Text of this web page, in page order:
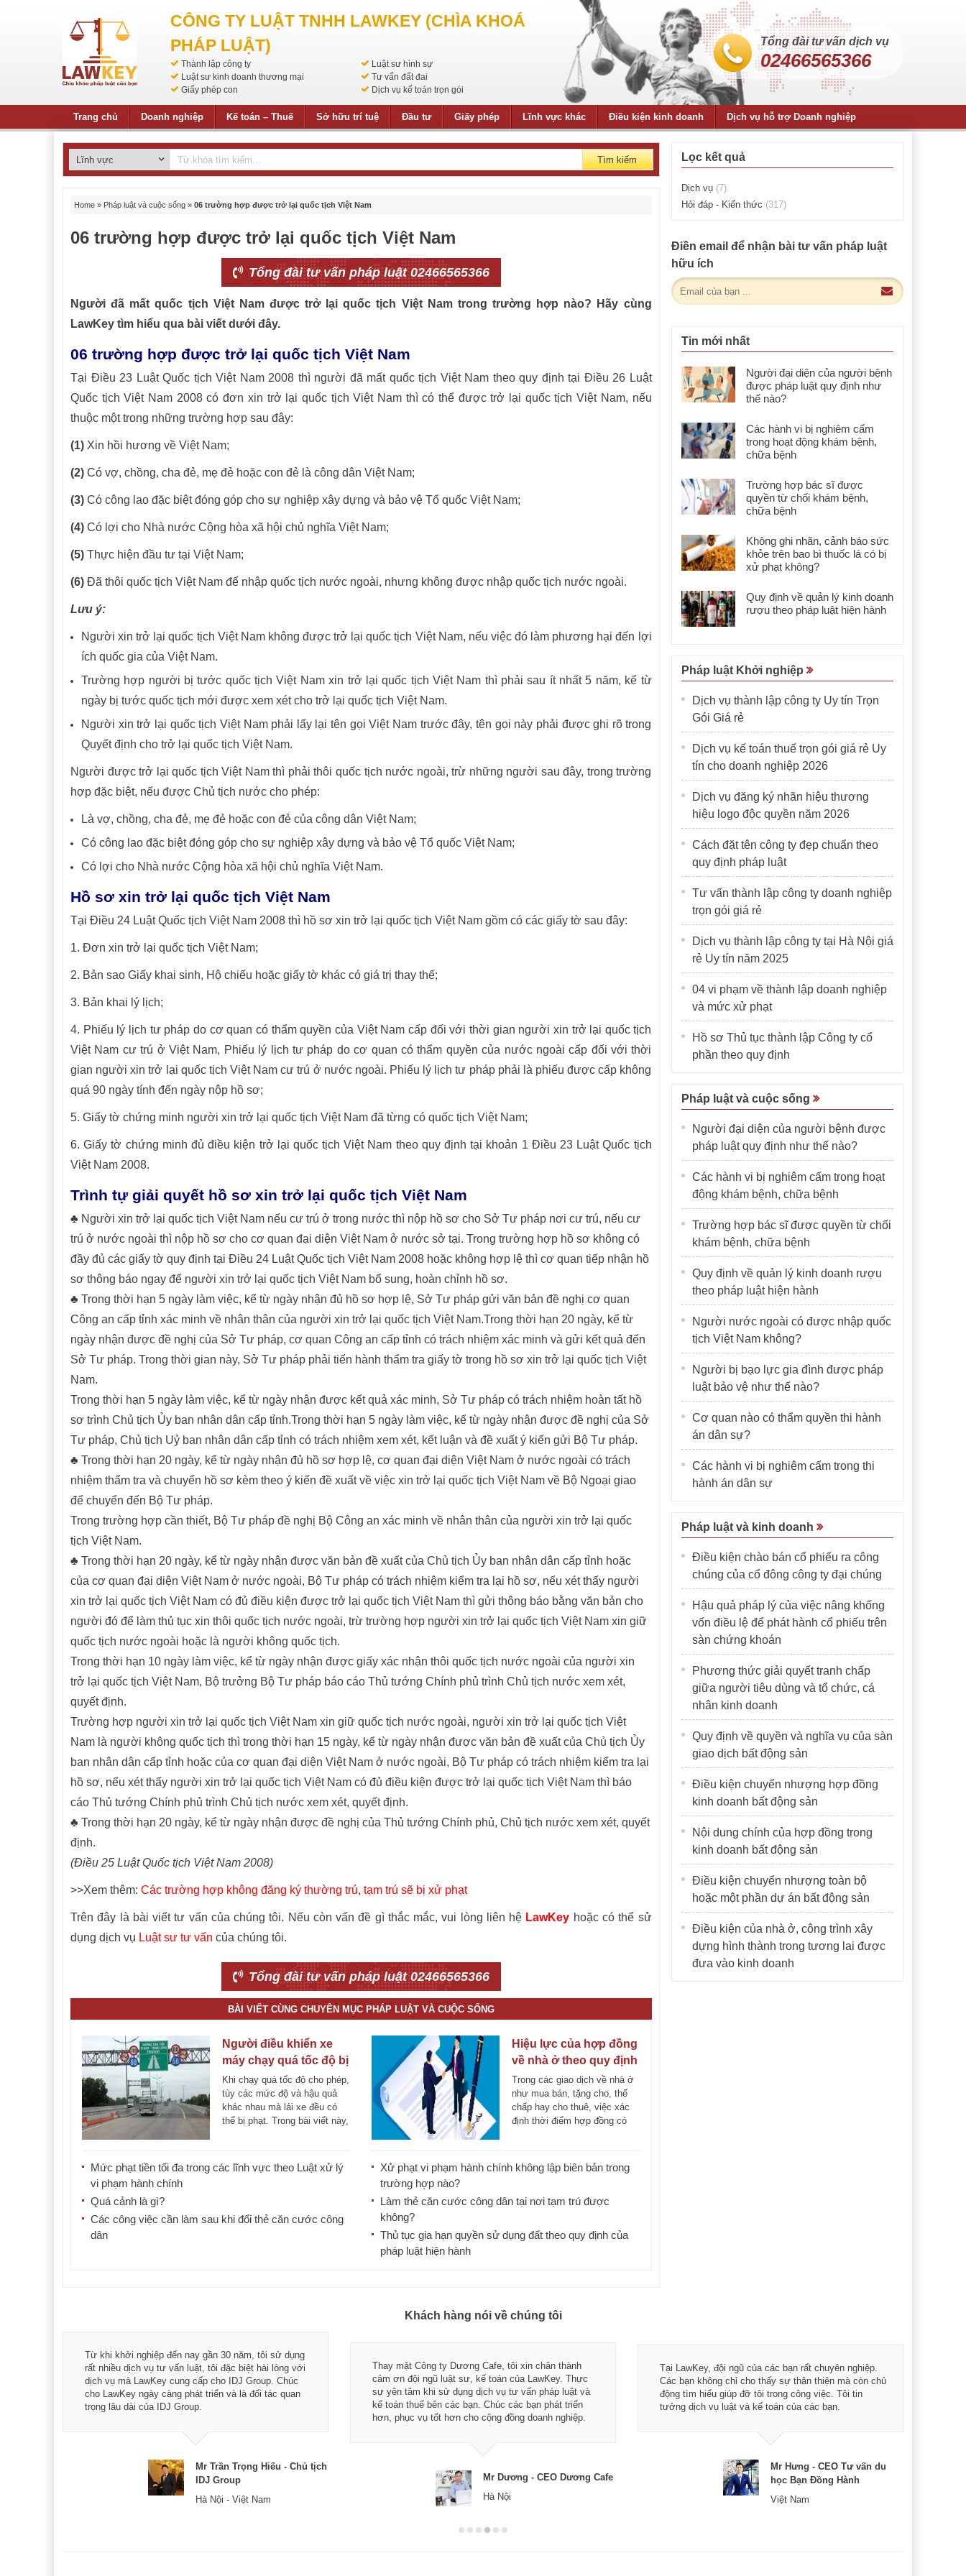
CÔNG TY LUẬT TNHH LAWKEY (CHÌA KHOÁ
PHÁP LUẬT)
Thành lập công ty
Luật sư hình sự
Luật sư kinh doanh thương mại
Tư vấn đất đai
Giấy phép con
Dịch vụ kế toán trọn gói
Tổng đài tư vấn dịch vụ
02466565366
Trang chủ Doanh nghiệp Kế toán – Thuế Sở hữu trí tuệ Đầu tư Giấy phép Lĩnh vực khác Điều kiện kinh doanh Dịch vụ hỗ trợ Doanh nghiệp
Tìm kiếm
Home » Pháp luật và cuộc sống » 06 trường hợp được trở lại quốc tịch Việt Nam
06 trường hợp được trở lại quốc tịch Việt Nam
Tổng đài tư vấn pháp luật 02466565366
Người đã mất quốc tịch Việt Nam được trở lại quốc tịch Việt Nam trong trường hợp nào? Hãy cùng
LawKey tìm hiểu qua bài viết dưới đây.
06 trường hợp được trở lại quốc tịch Việt Nam
Tại Điều 23 Luật Quốc tịch Việt Nam 2008 thì người đã mất quốc tịch Việt Nam theo quy định tại Điều 26 Luật
Quốc tịch Việt Nam 2008 có đơn xin trở lại quốc tịch Việt Nam thì có thể được trở lại quốc tịch Việt Nam, nếu
thuộc một trong những trường hợp sau đây:
(1) Xin hồi hương về Việt Nam;
(2) Có vợ, chồng, cha đẻ, mẹ đẻ hoặc con đẻ là công dân Việt Nam;
(3) Có công lao đặc biệt đóng góp cho sự nghiệp xây dựng và bảo vệ Tổ quốc Việt Nam;
(4) Có lợi cho Nhà nước Cộng hòa xã hội chủ nghĩa Việt Nam;
(5) Thực hiện đầu tư tại Việt Nam;
(6) Đã thôi quốc tịch Việt Nam để nhập quốc tịch nước ngoài, nhưng không được nhập quốc tịch nước ngoài.
Lưu ý:
Người xin trở lại quốc tịch Việt Nam không được trở lại quốc tịch Việt Nam, nếu việc đó làm phương hại đến lợi
ích quốc gia của Việt Nam.
Trường hợp người bị tước quốc tịch Việt Nam xin trở lại quốc tịch Việt Nam thì phải sau ít nhất 5 năm, kể từ
ngày bị tước quốc tịch mới được xem xét cho trở lại quốc tịch Việt Nam.
Người xin trở lại quốc tịch Việt Nam phải lấy lại tên gọi Việt Nam trước đây, tên gọi này phải được ghi rõ trong
Quyết định cho trở lại quốc tịch Việt Nam.
Người được trở lại quốc tịch Việt Nam thì phải thôi quốc tịch nước ngoài, trừ những người sau đây, trong trường
hợp đặc biệt, nếu được Chủ tịch nước cho phép:
Là vợ, chồng, cha đẻ, mẹ đẻ hoặc con đẻ của công dân Việt Nam;
Có công lao đặc biệt đóng góp cho sự nghiệp xây dựng và bảo vệ Tổ quốc Việt Nam;
Có lợi cho Nhà nước Cộng hòa xã hội chủ nghĩa Việt Nam.
Hồ sơ xin trở lại quốc tịch Việt Nam
Tại Điều 24 Luật Quốc tịch Việt Nam 2008 thì hồ sơ xin trở lại quốc tịch Việt Nam gồm có các giấy tờ sau đây:
1. Đơn xin trở lại quốc tịch Việt Nam;
2. Bản sao Giấy khai sinh, Hộ chiếu hoặc giấy tờ khác có giá trị thay thế;
3. Bản khai lý lịch;
4. Phiếu lý lịch tư pháp do cơ quan có thẩm quyền của Việt Nam cấp đối với thời gian người xin trở lại quốc tịch
Việt Nam cư trú ở Việt Nam, Phiếu lý lịch tư pháp do cơ quan có thẩm quyền của nước ngoài cấp đối với thời
gian người xin trở lại quốc tịch Việt Nam cư trú ở nước ngoài. Phiếu lý lịch tư pháp phải là phiếu được cấp không
quá 90 ngày tính đến ngày nộp hồ sơ;
5. Giấy tờ chứng minh người xin trở lại quốc tịch Việt Nam đã từng có quốc tịch Việt Nam;
6. Giấy tờ chứng minh đủ điều kiện trở lại quốc tịch Việt Nam theo quy định tại khoản 1 Điều 23 Luật Quốc tịch
Việt Nam 2008.
Trình tự giải quyết hồ sơ xin trở lại quốc tịch Việt Nam
♣ Người xin trở lại quốc tịch Việt Nam nếu cư trú ở trong nước thì nộp hồ sơ cho Sở Tư pháp nơi cư trú, nếu cư
trú ở nước ngoài thì nộp hồ sơ cho cơ quan đại diện Việt Nam ở nước sở tại. Trong trường hợp hồ sơ không có
đầy đủ các giấy tờ quy định tại Điều 24 Luật Quốc tịch Việt Nam 2008 hoặc không hợp lệ thì cơ quan tiếp nhận hồ
sơ thông báo ngay để người xin trở lại quốc tịch Việt Nam bổ sung, hoàn chỉnh hồ sơ.
♣ Trong thời hạn 5 ngày làm việc, kể từ ngày nhận đủ hồ sơ hợp lệ, Sở Tư pháp gửi văn bản đề nghị cơ quan
Công an cấp tỉnh xác minh về nhân thân của người xin trở lại quốc tịch Việt Nam.Trong thời hạn 20 ngày, kể từ
ngày nhận được đề nghị của Sở Tư pháp, cơ quan Công an cấp tỉnh có trách nhiệm xác minh và gửi kết quả đến
Sở Tư pháp. Trong thời gian này, Sở Tư pháp phải tiến hành thẩm tra giấy tờ trong hồ sơ xin trở lại quốc tịch Việt
Nam.
Trong thời hạn 5 ngày làm việc, kể từ ngày nhận được kết quả xác minh, Sở Tư pháp có trách nhiệm hoàn tất hồ
sơ trình Chủ tịch Ủy ban nhân dân cấp tỉnh.Trong thời hạn 5 ngày làm việc, kể từ ngày nhận được đề nghị của Sở
Tư pháp, Chủ tịch Uỷ ban nhân dân cấp tỉnh có trách nhiệm xem xét, kết luận và đề xuất ý kiến gửi Bộ Tư pháp.
♣ Trong thời hạn 20 ngày, kể từ ngày nhận đủ hồ sơ hợp lệ, cơ quan đại diện Việt Nam ở nước ngoài có trách
nhiệm thẩm tra và chuyển hồ sơ kèm theo ý kiến đề xuất về việc xin trở lại quốc tịch Việt Nam về Bộ Ngoại giao
để chuyển đến Bộ Tư pháp.
Trong trường hợp cần thiết, Bộ Tư pháp đề nghị Bộ Công an xác minh về nhân thân của người xin trở lại quốc
tịch Việt Nam.
♣ Trong thời hạn 20 ngày, kể từ ngày nhận được văn bản đề xuất của Chủ tịch Ủy ban nhân dân cấp tỉnh hoặc
của cơ quan đại diện Việt Nam ở nước ngoài, Bộ Tư pháp có trách nhiệm kiểm tra lại hồ sơ, nếu xét thấy người
xin trở lại quốc tịch Việt Nam có đủ điều kiện được trở lại quốc tịch Việt Nam thì gửi thông báo bằng văn bản cho
người đó để làm thủ tục xin thôi quốc tịch nước ngoài, trừ trường hợp người xin trở lại quốc tịch Việt Nam xin giữ
quốc tịch nước ngoài hoặc là người không quốc tịch.
Trong thời hạn 10 ngày làm việc, kể từ ngày nhận được giấy xác nhận thôi quốc tịch nước ngoài của người xin
trở lại quốc tịch Việt Nam, Bộ trưởng Bộ Tư pháp báo cáo Thủ tướng Chính phủ trình Chủ tịch nước xem xét,
quyết định.
Trường hợp người xin trở lại quốc tịch Việt Nam xin giữ quốc tịch nước ngoài, người xin trở lại quốc tịch Việt
Nam là người không quốc tịch thì trong thời hạn 15 ngày, kể từ ngày nhận được văn bản đề xuất của Chủ tịch Ủy
ban nhân dân cấp tỉnh hoặc của cơ quan đại diện Việt Nam ở nước ngoài, Bộ Tư pháp có trách nhiệm kiểm tra lại
hồ sơ, nếu xét thấy người xin trở lại quốc tịch Việt Nam có đủ điều kiện được trở lại quốc tịch Việt Nam thì báo
cáo Thủ tướng Chính phủ trình Chủ tịch nước xem xét, quyết định.
♣ Trong thời hạn 20 ngày, kể từ ngày nhận được đề nghị của Thủ tướng Chính phủ, Chủ tịch nước xem xét, quyết
định.
(Điều 25 Luật Quốc tịch Việt Nam 2008)
>>Xem thêm: Các trường hợp không đăng ký thường trú, tạm trú sẽ bị xử phạt
Trên đây là bài viết tư vấn của chúng tôi. Nếu còn vấn đề gì thắc mắc, vui lòng liên hệ LawKey hoặc có thể sử
dụng dịch vụ Luật sư tư vấn của chúng tôi.
Tổng đài tư vấn pháp luật 02466565366
BÀI VIẾT CÙNG CHUYÊN MỤC PHÁP LUẬT VÀ CUỘC SỐNG
Người điều khiển xe
máy chạy quá tốc độ bị
xử phạt thế nào?
Khi chạy quá tốc độ cho phép,
tùy các mức độ và hậu quả
khác nhau mà lái xe đều có
thể bị phạt. Trong bài viết này,
Mức phạt tiền tối đa trong các lĩnh vực theo Luật xử lý
vi phạm hành chính
Quá cảnh là gì?
Các công việc cần làm sau khi đổi thẻ căn cước công
dân
Hiệu lực của hợp đồng
về nhà ở theo quy định
mới nhất
Trong các giao dịch về nhà ở
như mua bán, tặng cho, thế
chấp hay cho thuê, việc xác
định thời điểm hợp đồng có
Xử phạt vi phạm hành chính không lập biên bản trong
trường hợp nào?
Làm thẻ căn cước công dân tại nơi tạm trú được
không?
Thủ tục gia hạn quyền sử dụng đất theo quy định của
pháp luật hiện hành
Lọc kết quả
Dịch vụ (7)
Hỏi đáp - Kiến thức (317)
Điền email để nhận bài tư vấn pháp luật
hữu ích
Tin mới nhất
Người đại diện của người bệnh
được pháp luật quy định như
thế nào?
Các hành vi bị nghiêm cấm
trong hoạt động khám bệnh,
chữa bệnh
Trường hợp bác sĩ được
quyền từ chối khám bệnh,
chữa bệnh
Không ghi nhãn, cảnh báo sức
khỏe trên bao bì thuốc lá có bị
xử phạt không?
Quy định về quản lý kinh doanh
rượu theo pháp luật hiện hành
Pháp luật Khởi nghiệp
Dịch vụ thành lập công ty Uy tín Trọn
Gói Giá rẻ
Dịch vụ kế toán thuế trọn gói giá rẻ Uy
tín cho doanh nghiệp 2026
Dịch vụ đăng ký nhãn hiệu thương
hiệu logo độc quyền năm 2026
Cách đặt tên công ty đẹp chuẩn theo
quy định pháp luật
Tư vấn thành lập công ty doanh nghiệp
trọn gói giá rẻ
Dịch vụ thành lập công ty tại Hà Nội giá
rẻ Uy tín năm 2025
04 vi phạm về thành lập doanh nghiệp
và mức xử phạt
Hồ sơ Thủ tục thành lập Công ty cổ
phần theo quy định
Pháp luật và cuộc sống
Người đại diện của người bệnh được
pháp luật quy định như thế nào?
Các hành vi bị nghiêm cấm trong hoạt
động khám bệnh, chữa bệnh
Trường hợp bác sĩ được quyền từ chối
khám bệnh, chữa bệnh
Quy định về quản lý kinh doanh rượu
theo pháp luật hiện hành
Người nước ngoài có được nhập quốc
tịch Việt Nam không?
Người bị bạo lực gia đình được pháp
luật bảo vệ như thế nào?
Cơ quan nào có thẩm quyền thi hành
án dân sự?
Các hành vi bị nghiêm cấm trong thi
hành án dân sự
Pháp luật và kinh doanh
Điều kiện chào bán cổ phiếu ra công
chúng của cổ đông công ty đại chúng
Hậu quả pháp lý của việc nâng khống
vốn điều lệ để phát hành cổ phiếu trên
sàn chứng khoán
Phương thức giải quyết tranh chấp
giữa người tiêu dùng và tổ chức, cá
nhân kinh doanh
Quy định về quyền và nghĩa vụ của sàn
giao dịch bất động sản
Điều kiện chuyển nhượng hợp đồng
kinh doanh bất động sản
Nội dung chính của hợp đồng trong
kinh doanh bất động sản
Điều kiện chuyển nhượng toàn bộ
hoặc một phần dự án bất động sản
Điều kiện của nhà ở, công trình xây
dựng hình thành trong tương lai được
đưa vào kinh doanh
Khách hàng nói về chúng tôi
Từ khi khởi nghiệp đến nay gần 30 năm, tôi sử dụng
rất nhiều dịch vụ tư vấn luật, tôi đặc biệt hài lòng với
dịch vụ mà LawKey cung cấp cho IDJ Group. Chúc
cho LawKey ngày càng phát triển và là đối tác quan
trọng lâu dài của IDJ Group.
Mr Trần Trọng Hiếu - Chủ tịch
IDJ Group
Hà Nội - Việt Nam
Thay mặt Công ty Dương Cafe, tôi xin chân thành
cảm ơn đội ngũ luật sư, kế toán của LawKey. Thực
sự yên tâm khi sử dụng dịch vụ tư vấn pháp luật và
kế toán thuế bên các bạn. Chúc các bạn phát triển
hơn, phục vụ tốt hơn cho cộng đồng doanh nghiệp.
Mr Dương - CEO Dương Cafe
Hà Nội
Tại LawKey, đội ngũ của các bạn rất chuyên nghiệp.
Các bạn không chỉ cho thấy sự thân thiện mà còn chủ
động tìm hiểu giúp đỡ tôi trong công việc. Tôi tin
tưởng dịch vụ luật và kế toán của các bạn.
Mr Hưng - CEO Tư vấn du
học Bạn Đồng Hành
Việt Nam